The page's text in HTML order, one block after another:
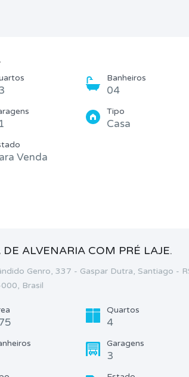
Banheiros
04
Tipo
Casa
Venda
DE ALVENARIA COM PRÉ LAJE.
Genro, 337 - Gaspar Dutra, Santiago -
Brasil
Quartos
4
Garagens
3